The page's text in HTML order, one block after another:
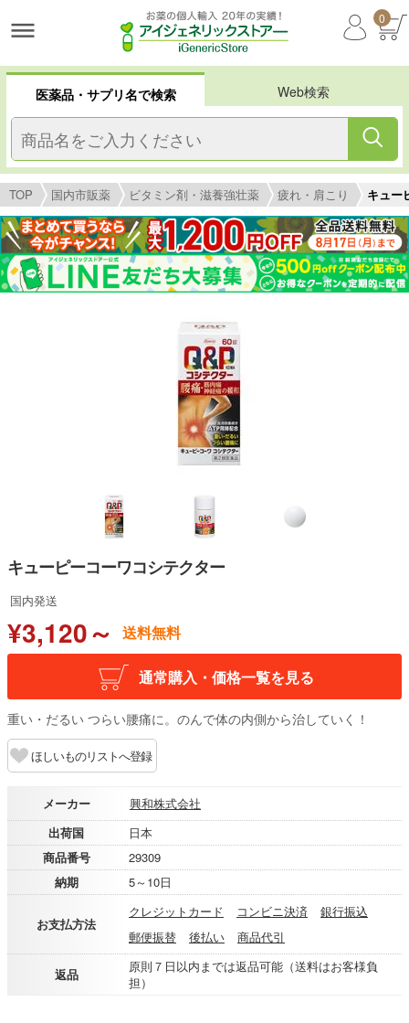
0
医薬品・サプリ名で検索 Web検索
TOP 国内市販薬 ビタミン剤・滋養強壮薬 疲れ・肩こり キュー
キューピーコーワコシテクター
国内発送
¥3,120～ 送料無料
通常購入・価格一覧を見る
重い・だるい つらい腰痛に。のんで体の内側から治していく！
ほしいものリストへ登録
メーカー
興和株式会社
出荷国
日本
商品番号
29309
納期
5～10日
お支払方法
クレジットカード コンビニ決済
銀行振込
郵便振替
後払い 商品代引
返品
原則７日以内までは返品可能（送料はお客様負
担）